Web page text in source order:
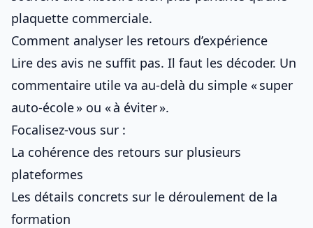
plaquette commerciale.
Comment analyser les retours d’expérience
Lire des avis ne suffit pas. Il faut les décoder. Un
commentaire utile va au-delà du simple « super
auto-école » ou « à éviter ».
Focalisez-vous sur :
La cohérence des retours sur plusieurs
plateformes
Les détails concrets sur le déroulement de la
formation